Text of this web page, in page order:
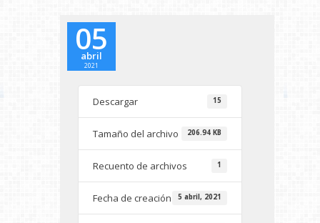
05
abril
2021
Descargar 15
Tamaño del archivo 206.94 KB
Recuento de archivos 1
Fecha de creación 5 abril, 2021